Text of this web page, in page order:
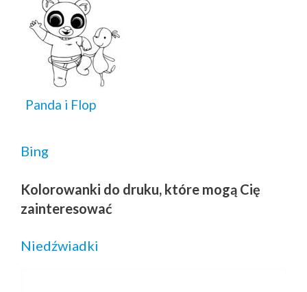
Panda i Flop
Bing
Kolorowanki do druku, które mogą Cię
zainteresować
Niedźwiadki